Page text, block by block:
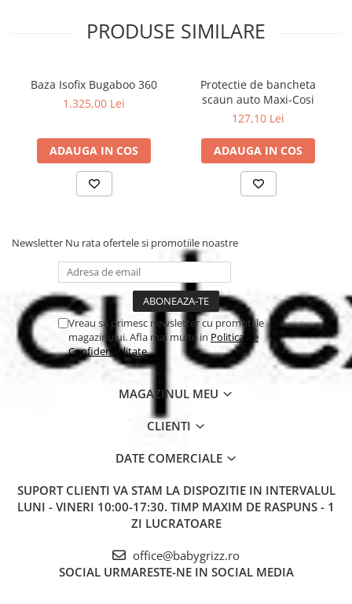
PRODUSE SIMILARE
Baza Isofix Bugaboo 360
1.325,00 Lei
ADAUGA IN COS
Protectie de bancheta
scaun auto Maxi-Cosi
127,10 Lei
ADAUGA IN COS
Newsletter Nu rata ofertele si promotiile noastre
Vreau sa primesc newsletter cu promotiile
magazinului. Afla mai multe in Politica de
Confidentialitate
MAGAZINUL MEU
CLIENTI
DATE COMERCIALE
SUPORT CLIENTI VA STAM LA DISPOZITIE IN INTERVALUL
LUNI - VINERI 10:00-17:30. TIMP MAXIM DE RASPUNS - 1
ZI LUCRATOARE
office@babygrizz.ro
SOCIAL URMARESTE-NE IN SOCIAL MEDIA